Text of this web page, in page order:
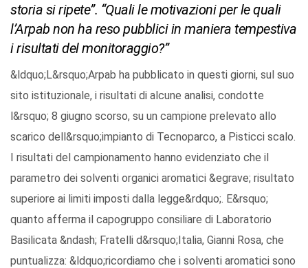
storia si ripete”. “Quali le motivazioni per le quali
l’Arpab non ha reso pubblici in maniera tempestiva
i risultati del monitoraggio?”
&ldquo;L&rsquo;Arpab ha pubblicato in questi giorni, sul suo
sito istituzionale, i risultati di alcune analisi, condotte
l&rsquo; 8 giugno scorso, su un campione prelevato allo
scarico dell&rsquo;impianto di Tecnoparco, a Pisticci scalo.
I risultati del campionamento hanno evidenziato che il
parametro dei solventi organici aromatici &egrave; risultato
superiore ai limiti imposti dalla legge&rdquo;. E&rsquo;
quanto afferma il capogruppo consiliare di Laboratorio
Basilicata &ndash; Fratelli d&rsquo;Italia, Gianni Rosa, che
puntualizza: &ldquo;ricordiamo che i solventi aromatici sono